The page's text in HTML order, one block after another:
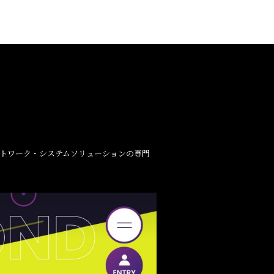
ワーク・システムソリューションの専門